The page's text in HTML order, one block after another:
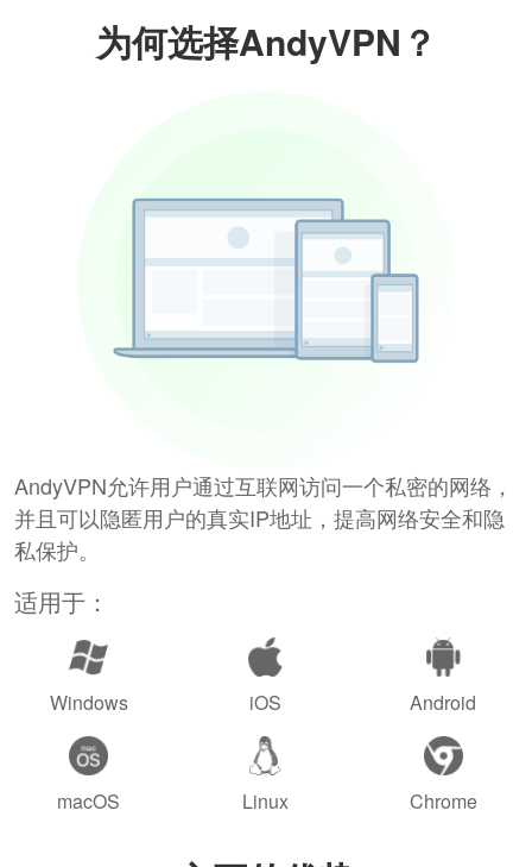
为何选择AndyVPN？
AndyVPN允许用户通过互联网访问一个私密的网络，
并且可以隐匿用户的真实IP地址，提高网络安全和隐
私保护。
适用于：
Windows iOS Android
macOS Linux Chrome